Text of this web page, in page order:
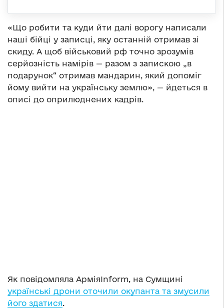
«Що робити та куди йти далі ворогу написали
наші бійці у записці, яку останній отримав зі
скиду. А щоб військовий рф точно зрозумів
серйозність намірів — разом з запискою „в
подарунок“ отримав мандарин, який допоміг
йому вийти на українську землю», — йдеться в
описі до оприлюднених кадрів.
Як повідомляла АрміяInform, на Сумщині
українські дрони оточили окупанта та змусили
його здатися.